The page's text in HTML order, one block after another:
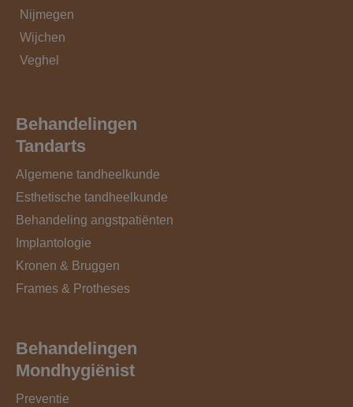
Nijmegen
Wijchen
Veghel
Behandelingen
Tandarts
Algemene tandheelkunde
Esthetische tandheelkunde
Behandeling angstpatiënten
Implantologie
Kronen & Bruggen
Frames & Protheses
Behandelingen
Mondhygiënist
Preventie